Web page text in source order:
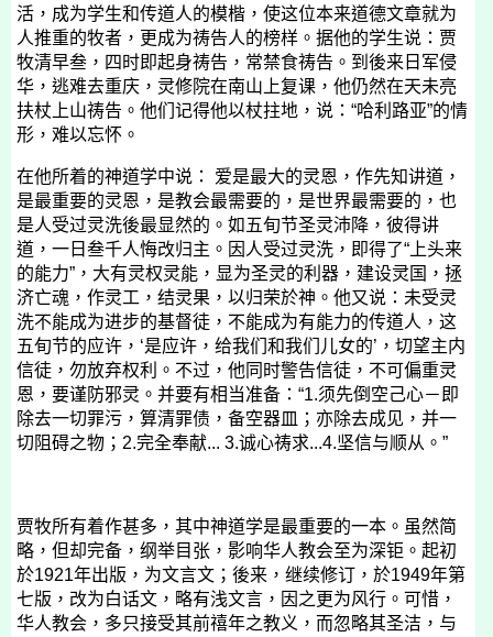
活，成为学生和传道人的模楷，使这位本来道德文章就为
人推重的牧者，更成为祷告人的榜样。据他的学生说：贾
牧清早叁，四时即起身祷告，常禁食祷告。到後来日军侵
华，逃难去重庆，灵修院在南山上复课，他仍然在天未亮
扶杖上山祷告。他们记得他以杖拄地，说：“哈利路亚”的情
形，难以忘怀。
在他所着的神道学中说： 爱是最大的灵恩，作先知讲道，
是最重要的灵恩，是教会最需要的，是世界最需要的，也
是人受过灵洗後最显然的。如五旬节圣灵沛降，彼得讲
道，一日叁千人悔改归主。因人受过灵洗，即得了“上头来
的能力”，大有灵权灵能，显为圣灵的利器，建设灵国，拯
济亡魂，作灵工，结灵果，以归荣於神。他又说：未受灵
洗不能成为进步的基督徒，不能成为有能力的传道人，这
五旬节的应许，‘是应许，给我们和我们儿女的’，切望主内
信徒，勿放弃权利。不过，他同时警告信徒，不可偏重灵
恩，要谨防邪灵。并要有相当准备：“1.须先倒空己心－即
除去一切罪污，算清罪债，备空器皿；亦除去成见，并一
切阻碍之物； 2.完全奉献... 3.诚心祷求...4.坚信与顺从。”
贾牧所有着作甚多，其中神道学是最重要的一本。虽然简
略，但却完备，纲举目张，影响华人教会至为深钜。起初
於1921年出版，为文言文；後来，继续修订，於1949年第
七版，改为白话文，略有浅文言，因之更为风行。可惜，
华人教会，多只接受其前禧年之教义，而忽略其圣洁，与